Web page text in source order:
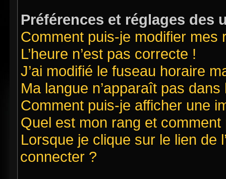
Préférences et réglages des
Comment puis-je modifier mes
L’heure n’est pas correcte !
J’ai modifié le fuseau horaire
Ma langue n’apparaît pas dans
Comment puis-je afficher une
Quel est mon rang et
Lorsque je clique sur le lien de
connecter ?